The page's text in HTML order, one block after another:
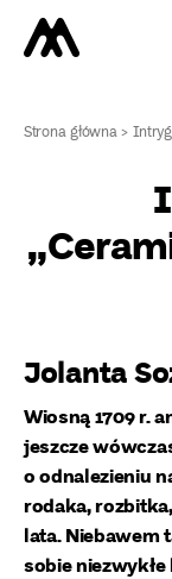
Strona główna>
Jolanta
Wiosną 1709 r.
jeszcze
o odnalezieniu
rodaka,
lata. Niebawem
sobie